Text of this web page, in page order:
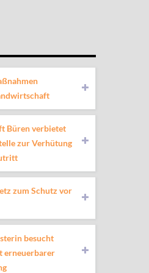
Büren verbietet
zur Verhütung
zum Schutz vor
besucht
erneuerbarer